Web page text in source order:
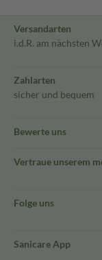
Versandarten
i.d.R. am nächsten
Zahlarten
sicher und bequem
Bewerte uns
Vertraue unserem
Folge uns
Sanicare App